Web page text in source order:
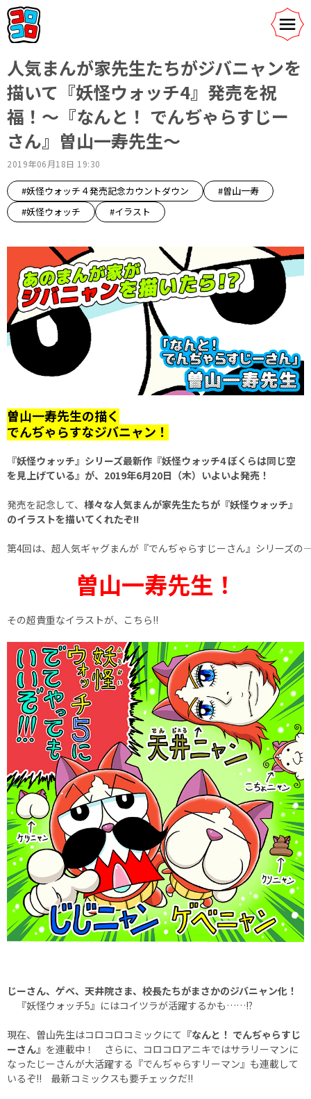
人気まんが家先生たちがジバニャンを
描いて『妖怪ウォッチ4』発売を祝
福！～『なんと！ でんぢゃらすじー
さん』曽山一寿先生～
2019年06月18日 19:30
#妖怪ウォッチ４発売記念カウントダウン
#曽山一寿
#妖怪ウォッチ
#イラスト
曽山一寿先生の描く
でんぢゃらすなジバニャン！
『妖怪ウォッチ』シリーズ最新作『妖怪ウォッチ4 ぼくらは同じ空
を見上げている』が、2019年6月20日（木）いよいよ発売！
発売を記念して、 様々な人気まんが家先生たちが『妖怪ウォッチ』
のイラストを描いてくれたぞ!!
第4回は、超人気ギャグまんが『でんぢゃらすじーさん』シリーズの――
曽山一寿先生！
その超貴重なイラストが、こちら!!
じーさん、ゲベ、天井院さま、校長たちがまさかのジバニャン化！
『妖怪ウォッチ5』にはコイツラが活躍するかも……!?
現在、曽山先生はコロコロコミックにて 『なんと！ でんぢゃらすじ
ーさん』 を連載中！ さらに、コロコロアニキではサラリーマンに
なったじーさんが大活躍する『でんぢゃらすリーマン』も連載して
いるぞ!! 最新コミックスも要チェックだ!!